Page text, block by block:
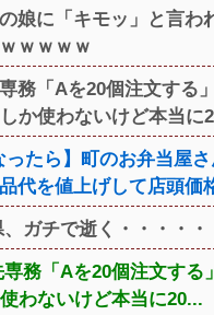
娘に「キモッ」と言わ
ｗｗｗｗ
専務「Aを20個注文する
しか使わないけど本当に
ったら】町のお弁当屋
代を値上げして店頭価
、ガチで逝く・・・・・
専務「Aを20個注文する
わないけど本当に20...